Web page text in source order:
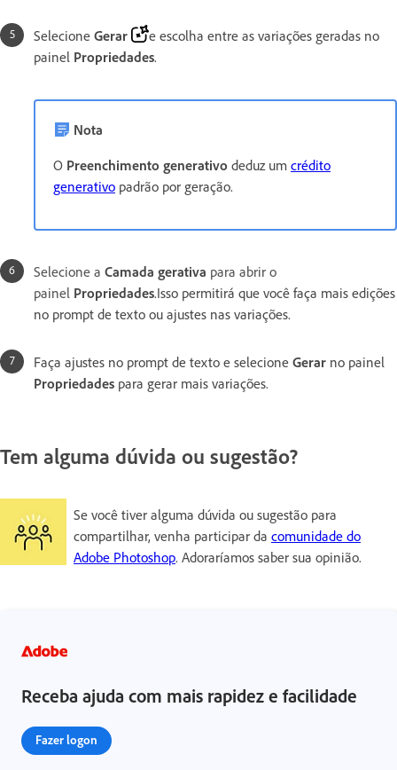
Selecione Gerar
e escolha entre as variações geradas no
painel Propriedades.
Nota
O Preenchimento generativo deduz um crédito
generativo padrão por geração.
Selecione a Camada gerativa para abrir o
painel Propriedades.Isso permitirá que você faça mais edições
no prompt de texto ou ajustes nas variações.
Faça ajustes no prompt de texto e selecione Gerar no painel
Propriedades para gerar mais variações.
Tem alguma dúvida ou sugestão?
Se você tiver alguma dúvida ou sugestão para
compartilhar, venha participar da comunidade do
Adobe Photoshop. Adoraríamos saber sua opinião.
Receba ajuda com mais rapidez e facilidade
Fazer logon